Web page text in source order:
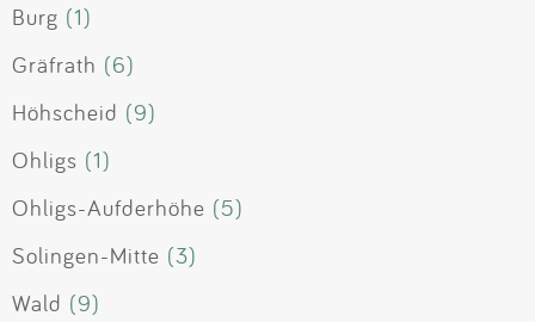
Burg (1)
Gräfrath (6)
Höhscheid (9)
Ohligs (1)
Ohligs-Aufderhöhe (5)
Solingen-Mitte (3)
Wald (9)